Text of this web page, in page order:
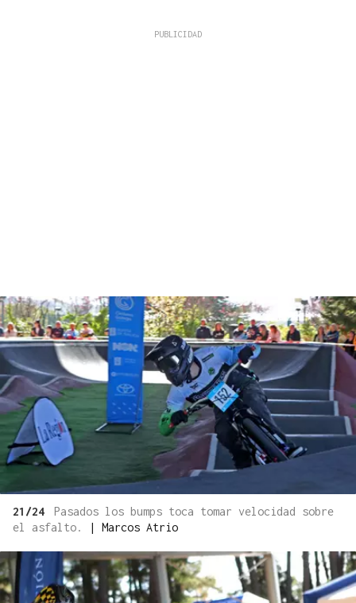
21/24
Pasados los bumps toca tomar velocidad sobre
el asfalto.
| Marcos Atrio